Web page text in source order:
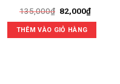
135,000₫ Giá
gốc
là:
135,000₫.
82,000₫Giá
THÊM VÀO GIỎ HÀNG